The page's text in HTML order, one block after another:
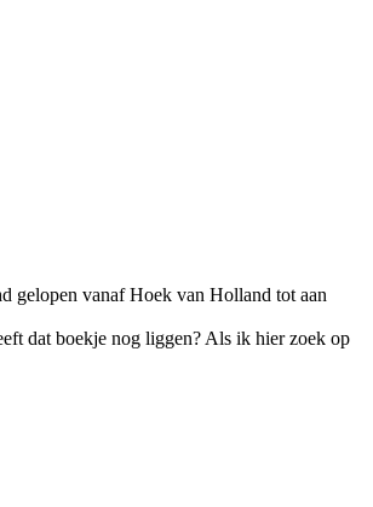
gelopen vanaf Hoek van Holland tot aan
dat boekje nog liggen? Als ik hier zoek op